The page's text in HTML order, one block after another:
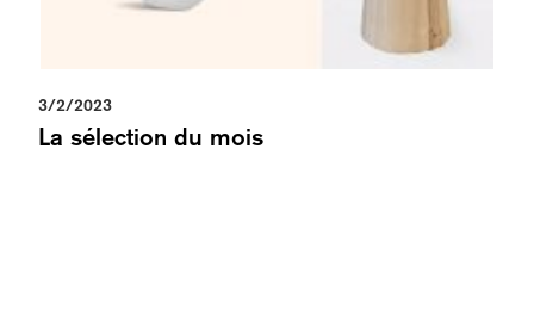
3/2/2023
La sélection du mois